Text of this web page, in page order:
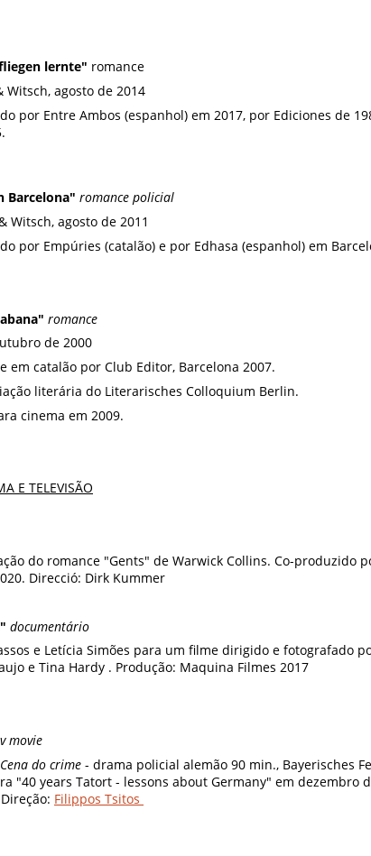
lernte" romance
agosto de 2014
por Entre Ambos (espanhol) em 2017, por Ediciones de
Barcelona" romance policial
Witsch, agosto de 2011
por Empúries (catalão) e por Edhasa (espanhol) em
romance
de 2000
em catalão por Club Editor, Barcelona 2007.
literária do Literarisches Colloquium Berlin.
cinema em 2009.
E TELEVISÃO
do romance "Gents" de Warwick Collins. Co-produzido
Direcció: Dirk Kummer
documentário
e Letícia Simões para um filme dirigido e fotografado
e Tina Hardy . Produção: Maquina Filmes 2017
movie
Cena do crime - drama policial alemão 90 min., Bayerisches
"40 years Tatort - lessons about Germany" em dezembro
Filippos Tsitos